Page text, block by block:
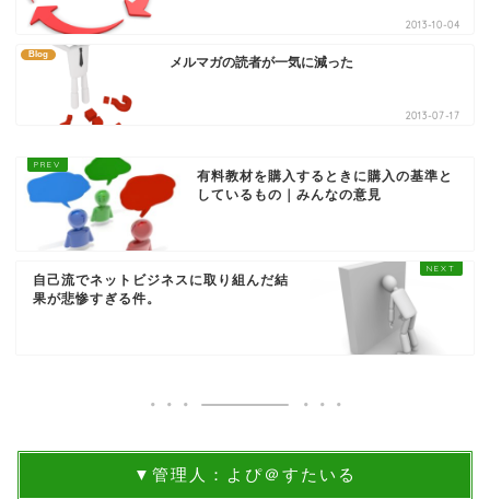
2013-10-04
Blog
メルマガの読者が一気に減った
2013-07-17
有料教材を購入するときに購入の基準と
しているもの｜みんなの意見
自己流でネットビジネスに取り組んだ結
果が悲惨すぎる件。
▼管理人：よぴ＠すたいる